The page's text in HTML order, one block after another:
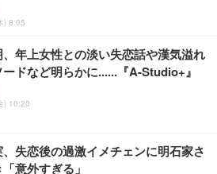
) 8:05
年上女性との淡い失恋話や漢気溢れ
ドなど明らかに......『A-Studio+』
) 10:20
失恋後の過激イメチェンに明石家さ
意外すぎる」